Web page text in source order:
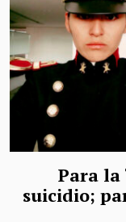
Para
suicidio;